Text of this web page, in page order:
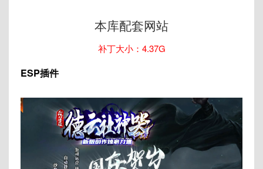
本库配套网站
补丁大小：4.37G
ESP插件